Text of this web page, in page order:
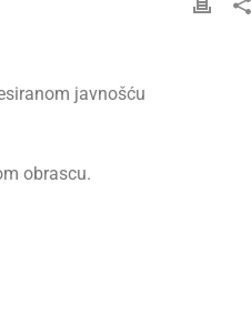
javnošću
obrascu.